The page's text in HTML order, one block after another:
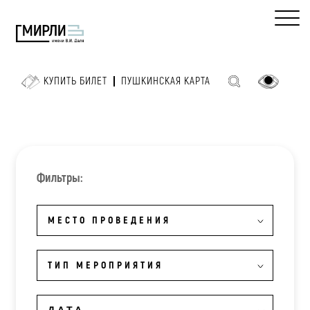
КУПИТЬ БИЛЕТ ПУШКИНСКАЯ КАРТА
Фильтры:
МЕСТО ПРОВЕДЕНИЯ
ТИП МЕРОПРИЯТИЯ